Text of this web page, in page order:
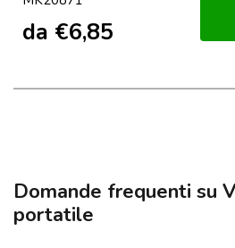
da €6,85
Domande frequenti su
portatile